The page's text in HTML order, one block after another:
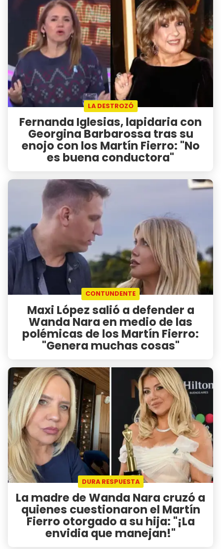
LA DESTROZÓ
Fernanda Iglesias, lapidaria con
Georgina Barbarossa tras su
enojo con los Martín Fierro: "No
es buena conductora"
CONTUNDENTE
Maxi López salió a defender a
Wanda Nara en medio de las
polémicas de los Martín Fierro:
"Genera muchas cosas"
DURA RESPUESTA
La madre de Wanda Nara cruzó a
quienes cuestionaron el Martín
Fierro otorgado a su hija: "¡La
envidia que manejan!"